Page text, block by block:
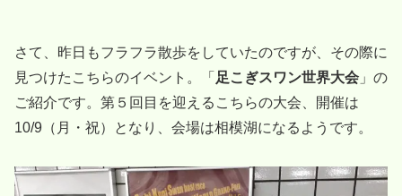
さて、昨日もフラフラ散歩をしていたのですが、その際に
見つけたこちらのイベント。「 足こぎスワン世界大会 」の
ご紹介です。第５回目を迎えるこちらの大会、開催は
10/9（月・祝）となり、会場は相模湖になるようです。